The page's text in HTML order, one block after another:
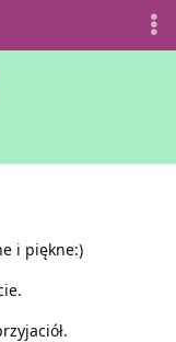
i piękne:)